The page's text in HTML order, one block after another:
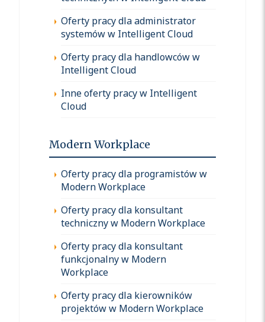
Oferty pracy dla administrator
systemów w Intelligent Cloud
Oferty pracy dla handlowców w
Intelligent Cloud
Inne oferty pracy w Intelligent
Cloud
Modern Workplace
Oferty pracy dla programistów w
Modern Workplace
Oferty pracy dla konsultant
techniczny w Modern Workplace
Oferty pracy dla konsultant
funkcjonalny w Modern
Workplace
Oferty pracy dla kierowników
projektów w Modern Workplace